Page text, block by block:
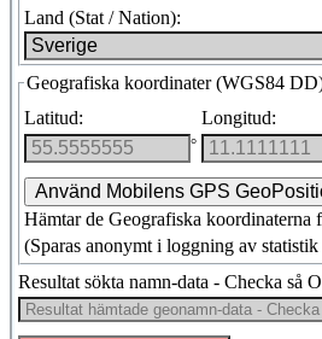
Land (Stat / Nation):
Geografiska koordinater (WGS84 DD
Latitud:
°
Longitud:
Hämtar de Geografiska koordinaterna
(Sparas anonymt i loggning av
Resultat sökta namn-data - Checka så